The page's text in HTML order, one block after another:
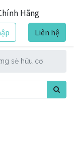
Hãng
Liên hệ
sẻ hữu cơ